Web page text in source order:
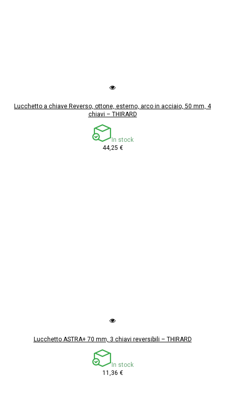
Lucchetto a chiave Reverso, ottone, esterno, arco in acciaio, 50 mm, 4
chiavi – THIRARD
In stock
44,25 €
Lucchetto ASTRA+ 70 mm, 3 chiavi reversibili – THIRARD
In stock
11,36 €